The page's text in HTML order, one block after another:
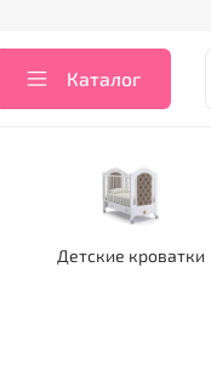
Каталог
Детские кроватки